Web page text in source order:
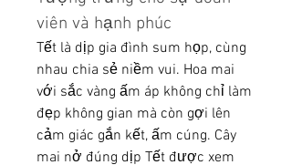
viên và hạnh phúc
Tết là dịp gia đình sum họp, cùng
nhau chia sẻ niềm vui. Hoa mai
với sắc vàng ấm áp không chỉ làm
đẹp không gian mà còn gợi lên
cảm giác gắn kết, ấm cúng. Cây
mai nở đúng dịp Tết được xem